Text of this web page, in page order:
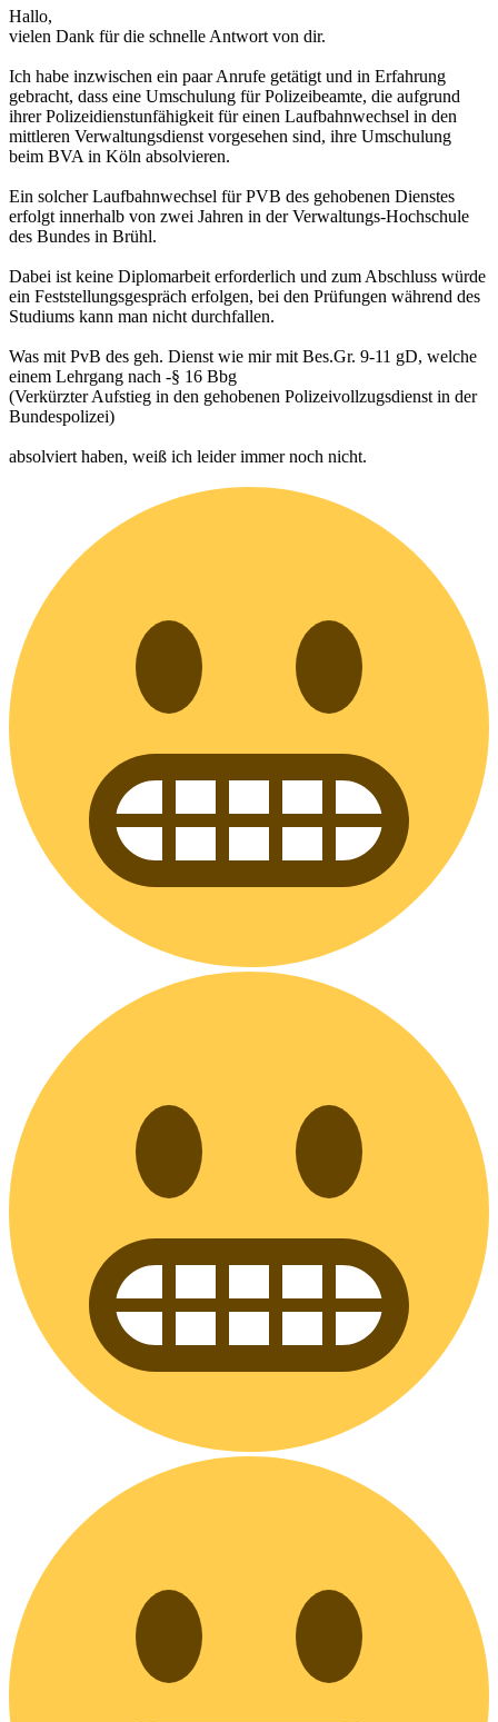
Hallo,
vielen Dank für die schnelle Antwort von dir.
Ich habe inzwischen ein paar Anrufe getätigt und in Erfahrung
gebracht, dass eine Umschulung für Polizeibeamte, die aufgrund
ihrer Polizeidienstunfähigkeit für einen Laufbahnwechsel in den
mittleren Verwaltungsdienst vorgesehen sind, ihre Umschulung
beim BVA in Köln absolvieren.
Ein solcher Laufbahnwechsel für PVB des gehobenen Dienstes
erfolgt innerhalb von zwei Jahren in der Verwaltungs-Hochschule
des Bundes in Brühl.
Dabei ist keine Diplomarbeit erforderlich und zum Abschluss würde
ein Feststellungsgespräch erfolgen, bei den Prüfungen während des
Studiums kann man nicht durchfallen.
Was mit PvB des geh. Dienst wie mir mit Bes.Gr. 9-11 gD, welche
einem Lehrgang nach -§ 16 Bbg
(Verkürzter Aufstieg in den gehobenen Polizeivollzugsdienst in der
Bundespolizei)
absolviert haben, weiß ich leider immer noch nicht.